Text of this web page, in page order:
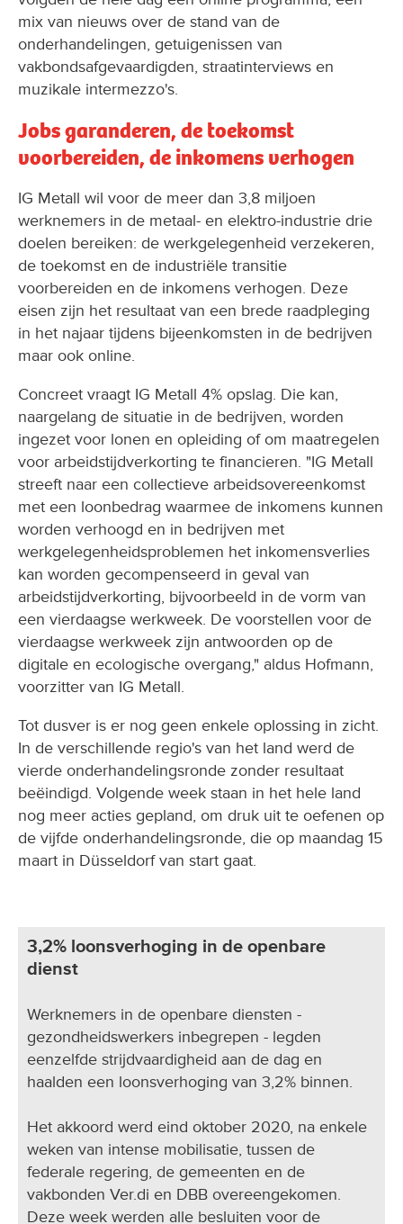
mix van nieuws over de stand van de
onderhandelingen, getuigenissen van
vakbondsafgevaardigden, straatinterviews en
muzikale intermezzo's.
Jobs garanderen, de toekomst
voorbereiden, de inkomens verhogen
IG Metall wil voor de meer dan 3,8 miljoen
werknemers in de metaal- en elektro-industrie drie
doelen bereiken: de werkgelegenheid verzekeren,
de toekomst en de industriële transitie
voorbereiden en de inkomens verhogen. Deze
eisen zijn het resultaat van een brede raadpleging
in het najaar tijdens bijeenkomsten in de bedrijven
maar ook online.
Concreet vraagt IG Metall 4% opslag. Die kan,
naargelang de situatie in de bedrijven, worden
ingezet voor lonen en opleiding of om maatregelen
voor arbeidstijdverkorting te financieren. "IG Metall
streeft naar een collectieve arbeidsovereenkomst
met een loonbedrag waarmee de inkomens kunnen
worden verhoogd en in bedrijven met
werkgelegenheidsproblemen het inkomensverlies
kan worden gecompenseerd in geval van
arbeidstijdverkorting, bijvoorbeeld in de vorm van
een vierdaagse werkweek. De voorstellen voor de
vierdaagse werkweek zijn antwoorden op de
digitale en ecologische overgang," aldus Hofmann,
voorzitter van IG Metall.
Tot dusver is er nog geen enkele oplossing in zicht.
In de verschillende regio's van het land werd de
vierde onderhandelingsronde zonder resultaat
beëindigd. Volgende week staan in het hele land
nog meer acties gepland, om druk uit te oefenen op
de vijfde onderhandelingsronde, die op maandag 15
maart in Düsseldorf van start gaat.
3,2% loonsverhoging in de openbare
dienst
Werknemers in de openbare diensten -
gezondheidswerkers inbegrepen - legden
eenzelfde strijdvaardigheid aan de dag en
haalden een loonsverhoging van 3,2% binnen.
Het akkoord werd eind oktober 2020, na enkele
weken van intense mobilisatie, tussen de
federale regering, de gemeenten en de
vakbonden Ver.di en DBB overeengekomen.
Deze week werden alle besluiten voor de